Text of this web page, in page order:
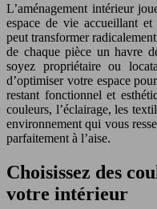
L’aménagement intérieur
espace de vie accueillant
peut transformer
de chaque pièce un havre
soyez propriétaire ou
d’optimiser votre espace
restant fonctionnel et
couleurs, l’éclairage, les
environnement qui vous
parfaitement à l’aise.
Choisissez des
votre intérieur